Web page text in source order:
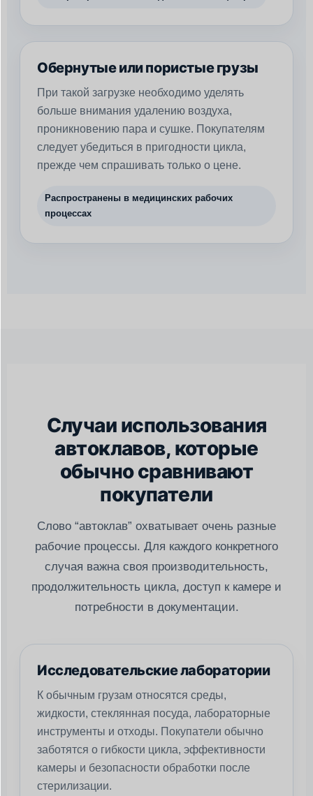
Обернутые или пористые грузы
При такой загрузке необходимо уделять
больше внимания удалению воздуха,
проникновению пара и сушке. Покупателям
следует убедиться в пригодности цикла,
прежде чем спрашивать только о цене.
Распространены в медицинских рабочих
процессах
Случаи использования
автоклавов, которые
обычно сравнивают
покупатели
Слово “автоклав” охватывает очень разные
рабочие процессы. Для каждого конкретного
случая важна своя производительность,
продолжительность цикла, доступ к камере и
потребности в документации.
Исследовательские лаборатории
К обычным грузам относятся среды,
жидкости, стеклянная посуда, лабораторные
инструменты и отходы. Покупатели обычно
заботятся о гибкости цикла, эффективности
камеры и безопасности обработки после
стерилизации.